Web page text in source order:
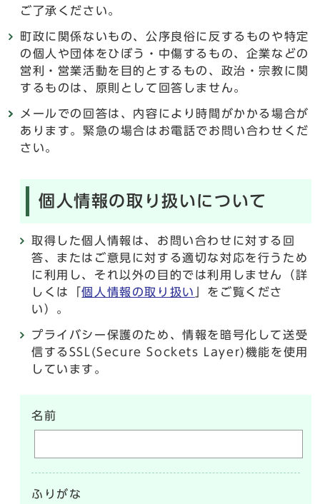
ご了承ください。
町政に関係ないもの、公序良俗に反するものや特定
の個人や団体をひぼう・中傷するもの、企業などの
営利・営業活動を目的とするもの、政治・宗教に関
するものは、原則として回答しません。
メールでの回答は、内容により時間がかかる場合が
あります。緊急の場合はお電話でお問い合わせくだ
さい。
個人情報の取り扱いについて
取得した個人情報は、お問い合わせに対する回
答、またはご意見に対する適切な対応を行うため
に利用し、それ以外の目的では利用しません（詳
しくは「個人情報の取り扱い
」をご覧くださ
い）。
プライバシー保護のため、情報を暗号化して送受
信するSSL(Secure Sockets Layer)機能を使用
しています。
名前
ふりがな